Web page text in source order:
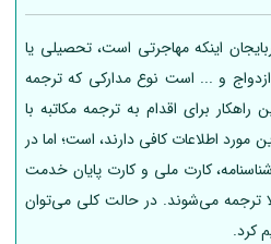
اینکه مهاجرتی است، تحصیلی یا
و ... است نوع مدارکی که ترجمه
برای اقدام به ترجمه مکاتبه با
مورد اطلاعات کافی دارند، است؛ اما در
کارت ملی و کارت پایان خدمت
ترجمه می‌شوند. در حالت کلی می‌توان
کرد.